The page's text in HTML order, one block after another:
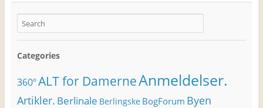
Categories
360ºALT for DamerneAnmeldelser.
Artikler. Berlinale Berlingske BogForum Byen